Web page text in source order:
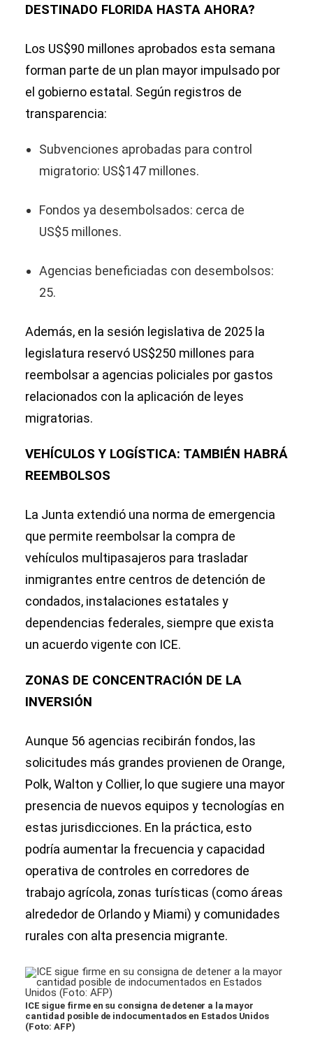
DESTINADO FLORIDA HASTA AHORA?
Los US$90 millones aprobados esta semana
forman parte de un plan mayor impulsado por
el gobierno estatal. Según registros de
transparencia:
Subvenciones aprobadas para control
migratorio: US$147 millones.
Fondos ya desembolsados: cerca de
US$5 millones.
Agencias beneficiadas con desembolsos:
25.
Además, en la sesión legislativa de 2025 la
legislatura reservó US$250 millones para
reembolsar a agencias policiales por gastos
relacionados con la aplicación de leyes
migratorias.
VEHÍCULOS Y LOGÍSTICA: TAMBIÉN HABRÁ
REEMBOLSOS
La Junta extendió una norma de emergencia
que permite reembolsar la compra de
vehículos multipasajeros para trasladar
inmigrantes entre centros de detención de
condados, instalaciones estatales y
dependencias federales, siempre que exista
un acuerdo vigente con ICE.
ZONAS DE CONCENTRACIÓN DE LA
INVERSIÓN
Aunque 56 agencias recibirán fondos, las
solicitudes más grandes provienen de Orange,
Polk, Walton y Collier, lo que sugiere una mayor
presencia de nuevos equipos y tecnologías en
estas jurisdicciones. En la práctica, esto
podría aumentar la frecuencia y capacidad
operativa de controles en corredores de
trabajo agrícola, zonas turísticas (como áreas
alrededor de Orlando y Miami) y comunidades
rurales con alta presencia migrante.
ICE sigue firme en su consigna de detener a la mayor
cantidad posible de indocumentados en Estados Unidos
(Foto: AFP)